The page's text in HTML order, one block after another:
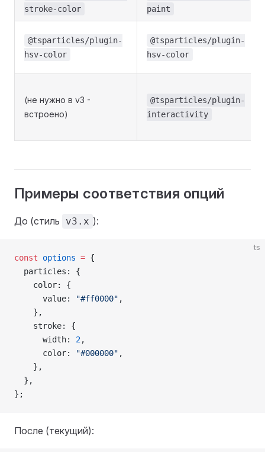
stroke-color
paint
@tsparticles/plugin-
hsv-color
@tsparticles/plugin-
hsv-color
(не нужно в v3 -
встроено)
@tsparticles/plugin-
interactivity
Примеры соответствия опций
До (стиль v3.x ):
ts
const options = {
  particles: {
    color: {
      value:
"#ff0000" ,
    },
    stroke: {
      width:
2,
      color:
"#000000" ,
    },
  },
};
После (текущий):